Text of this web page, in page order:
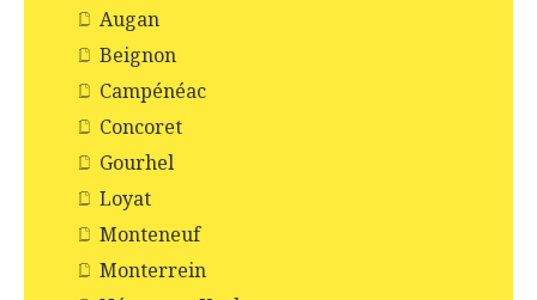
Augan
Beignon
Campénéac
Concoret
Gourhel
Loyat
Monteneuf
Monterrein